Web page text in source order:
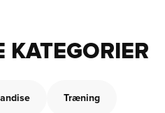
KATEGORIER
Træning